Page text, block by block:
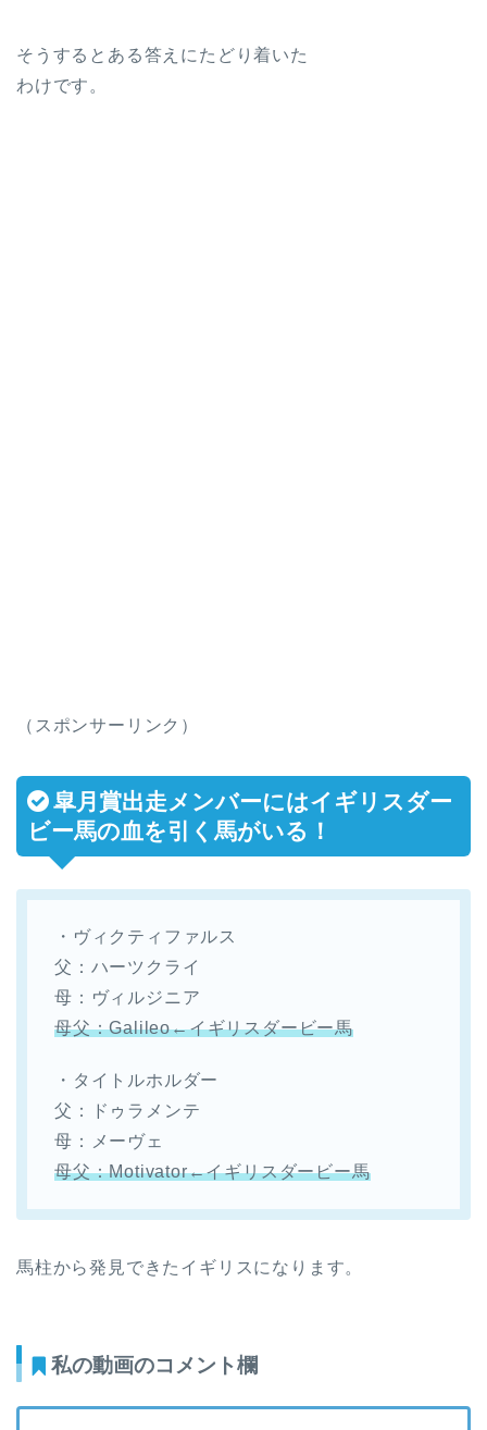
そうするとある答えにたどり着いた
わけです。
（スポンサーリンク）
皐月賞出走メンバーにはイギリスダー
ビー馬の血を引く馬がいる！
・ヴィクティファルス
父：ハーツクライ
母：ヴィルジニア
母父：Galileo←イギリスダービー馬
・タイトルホルダー
父：ドゥラメンテ
母：メーヴェ
母父：Motivator←イギリスダービー馬
馬柱から発見できたイギリスになります。
私の動画のコメント欄